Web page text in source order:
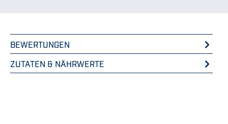
BEWERTUNGEN
ZUTATEN & NÄHRWERTE